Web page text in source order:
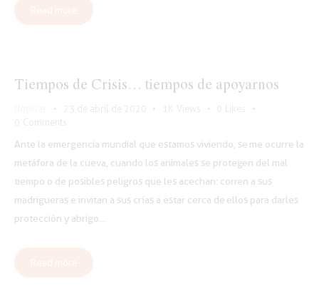
Tiempos de Crisis… tiempos de apoyarnos
23 de abril de 2020 1K Views
Likes
Comments
Ante la emergencia mundial que estamos viviendo, se me ocurre la
metáfora de la cueva, cuando los animales se protegen del mal
tiempo o de posibles peligros que les acechan: corren a sus
madrigueras e invitan a sus crías a estar cerca de ellos para darles
protección y abrigo…